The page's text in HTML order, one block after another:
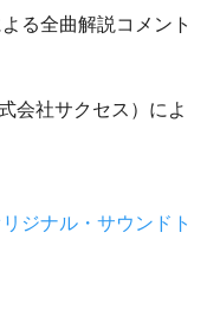
る全曲解説コメント
会社サクセス）によ
ジナル・サウンドト